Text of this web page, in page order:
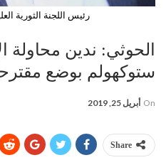
رئيس اللجنة الثورية
الحوثي: ندين محاولة
ستوكهولم بوضع
On أبريل 25, 2019
Share